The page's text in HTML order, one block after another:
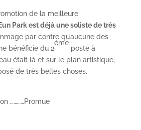
de la meilleure
Park est déjà une soliste de très
par contre qu’aucune des
bénéficie du 2
ème
poste à
était là et sur le plan artistique,
de très belles choses.
…………Promue